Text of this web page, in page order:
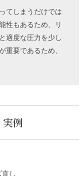
てしまうだけでは
性もあるため、リ
適度な圧力を少し
重要であるため、
例